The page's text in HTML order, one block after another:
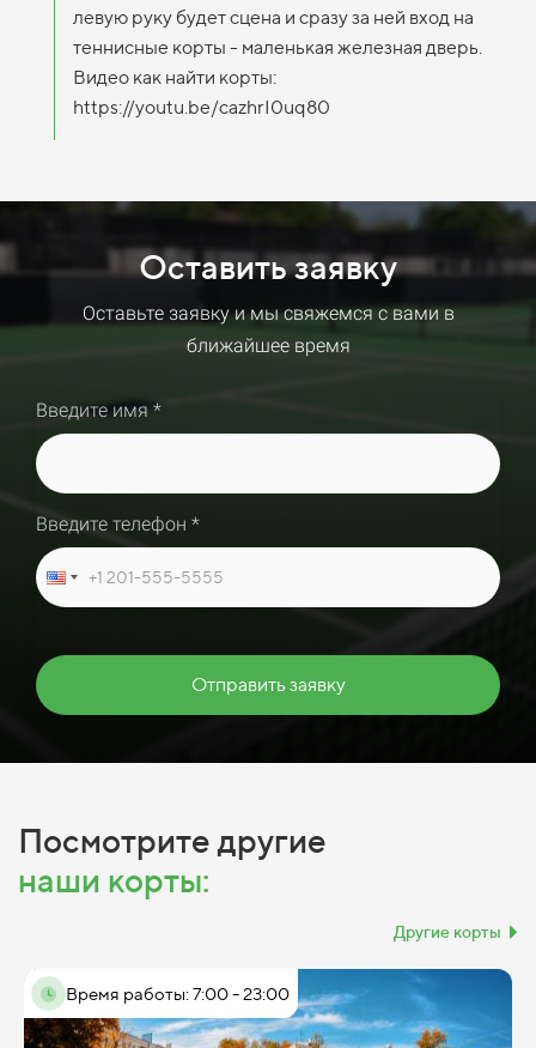
левую руку будет сцена и сразу за ней вход на
теннисные корты - маленькая железная дверь.
Видео как найти корты:
https://youtu.be/cazhrI0uq80
Оставить заявку
Оставьте заявку и мы свяжемся с вами в
ближайшее время
Введите имя *
Введите телефон *
Отправить заявку
Посмотрите другие
наши корты:
Другие корты
Время работы: 7:00 - 23:00